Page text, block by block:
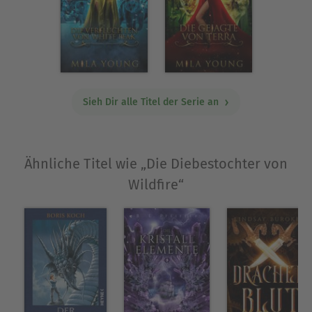
Löwen, magisches Haar und eine Liebe vereinen
sich in diesem herzzerreißenden Märchen,
welches sein eigenes, einzigartiges ‚glückliches
Ende‘ findet.
Über Mila Young
Geschichten sie beim Heranwachsen begleiten
haben. Sie erlegt Monster, real und imaginär, als
gäbe es kein Morgen. Tagsüber herrscht sie über
eine Tastatur als Marketing Koryphäe. Nachts
kämpft sie mit ihrem mächtigen Stift-Schwert,
erschafft Märchen Neuerzählungen und sexy
Geschichten mit einem Happy End.
Ausblenden
Sieh Dir alle Titel der Serie an
Ähnliche Titel wie „Die Diebestochter von
Wildfire“